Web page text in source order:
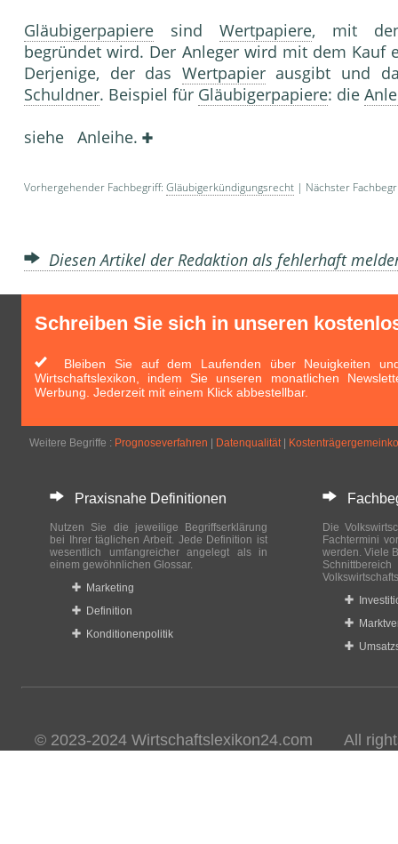
Gläubigerpapiere sind Wertpapiere, mit
begründet wird. Der Anleger wird mit dem Kauf
Derjenige, der das Wertpapierausgibt und
Schuldner. Beispiel für Gläubigerpapiere: die
siehe Anleihe.
Vorhergehender Fachbegriff: Gläubigerkündigungsrecht | Nächster
Diesen Artikel der Redaktion als fehlerhaft
Schreiben Sie sich in unseren
Bleiben Sie auf dem Laufenden über Neuigkeiten
Wirtschaftslexikon, indem Sie unseren monatlichen
Werbung. Jederzeit mit einem Klick abbestellbar.
Weitere Begriffe : Prognoseverfahren Datenqualität|
Praxisnahe Definitionen
Nutzen Sie die jeweilige Begriffserklärung
bei Ihrer täglichen Arbeit. Jede Definition ist
wesentlich umfangreicher angelegt als in
einem gewöhnlichen Glossar.
Marketing
Definition
Konditionenpolitik
Die
Fachtermini
werden. Viele
© 2023-2024 Wirtschaftslexikon24.com All